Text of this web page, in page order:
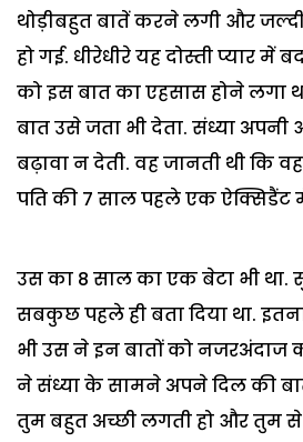
थोड़ीबहुत बातें करने लगी और जल्दी
हो गई. धीरेधीरे यह दोस्ती प्यार में
को इस बात का एहसास होने लगा
बात उसे जता भी देता. संध्या अपनी
बढ़ावा न देती. वह जानती थी कि
पति की 7 साल पहले एक ऐक्सिडैंट
उस का 8 साल का एक बेटा भी था.
सबकुछ पहले ही बता दिया था.
भी उस ने इन बातों को नजरअंदाज
ने संध्या के सामने अपने दिल की
तुम बहुत अच्छी लगती हो और तुम से